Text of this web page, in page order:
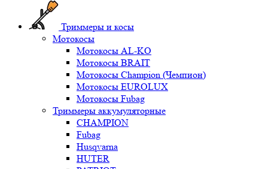
Триммеры и косы
Мотокосы
Мотокосы AL-KO
Мотокосы BRAIT
Мотокосы Champion (Чемпион)
Мотокосы EUROLUX
Мотокосы Fubag
Триммеры аккумуляторные
CHAMPION
Fubag
Husqvarna
HUTER